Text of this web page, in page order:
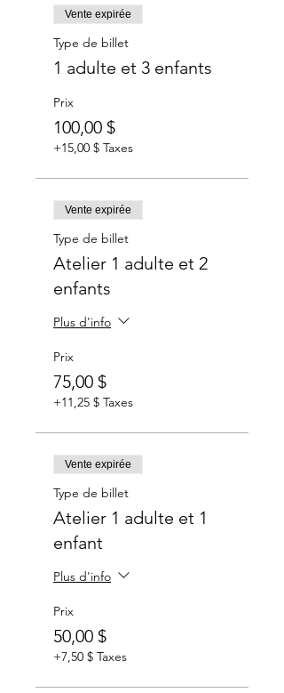
sous le thème proposé.
Coût:
50$ - 1 adulte et 1 enfant.
adultes et 1 enfant
Nous vous conseillions de
porter un tablier ou des
Non-remboursable
Vente expirée
Type de billet
1 adulte et 3 enfants
Prix
100,00 $
+15,00 $ Taxes
Vente expirée
Type de billet
Atelier 1 adulte et 2
enfants
Plus d'info
Prix
75,00 $
+11,25 $ Taxes
Vente expirée
Type de billet
Atelier 1 adulte et 1
enfant
Plus d'info
Prix
50,00 $
+7,50 $ Taxes